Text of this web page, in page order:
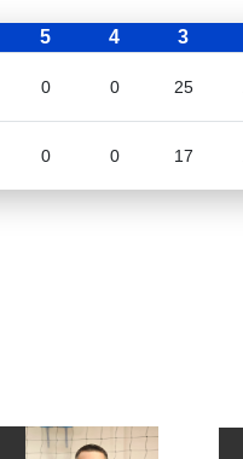
3
4
5
25
0
0
17
0
0